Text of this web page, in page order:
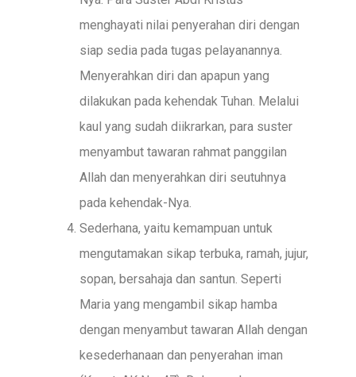
menghayati nilai penyerahan diri dengan
siap sedia pada tugas pelayanannya.
Menyerahkan diri dan apapun yang
dilakukan pada kehendak Tuhan. Melalui
kaul yang sudah diikrarkan, para suster
menyambut tawaran rahmat panggilan
Allah dan menyerahkan diri seutuhnya
pada kehendak-Nya.
Sederhana, yaitu kemampuan untuk
mengutamakan sikap terbuka, ramah, jujur,
sopan, bersahaja dan santun. Seperti
Maria yang mengambil sikap hamba
dengan menyambut tawaran Allah dengan
kesederhanaan dan penyerahan iman